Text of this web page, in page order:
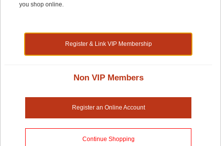
you shop online.
Register & Link VIP Membership
Non VIP Members
Register an Online Account
Continue Shopping